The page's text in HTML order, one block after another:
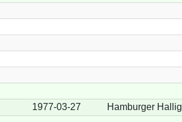
1977-03-27 Hamburger Hallig